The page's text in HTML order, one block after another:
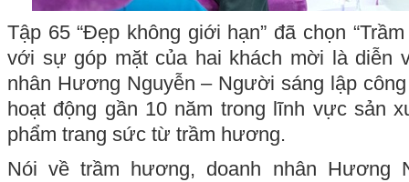
Tập 65 “Đẹp không giới hạn” đã chọn
với sự góp mặt của hai khách mời là diễn
nhân Hương Nguyễn – Người sáng lập
hoạt động gần 10 năm trong lĩnh vực sản
phẩm trang sức từ trầm hương.
Nói về trầm hương, doanh nhân Hương